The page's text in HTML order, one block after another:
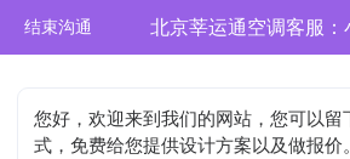
结束沟通
您好，欢迎来到我们的网站，您可以
式，免费给您提供设计方案以及做报